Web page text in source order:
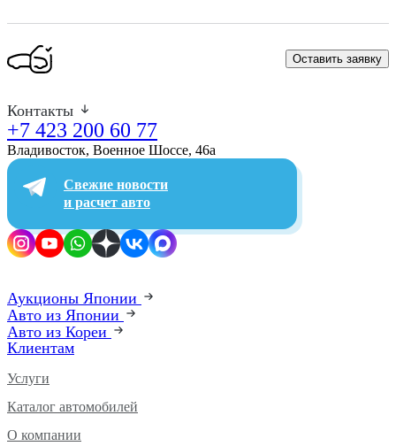
Оставить заявку
Контакты
+7 423 200 60 77
Владивосток, Военное Шоссе, 46а​
Свежие новости
и расчет авто
Аукционы Японии
Авто из Японии
Авто из Кореи
Клиентам
Услуги
Каталог автомобилей
О компании